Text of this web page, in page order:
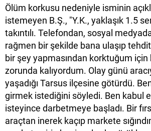
Ölüm korkusu nedeniyle isminin
istemeyen B.Ş., "Y.K., yaklaşık 1.5
takıntılı. Telefondan, sosyal
rağmen bir şekilde bana ulaşıp
bir şey yapmasından korktuğum
zorunda kalıyordum. Olay günü
yaşadığı Tarsus ilçesine götürdü.
girmek istediğini söyledi. Ben kabul
isteyince darbetmeye başladı. Bir
araçtan inerek kaçıp markete